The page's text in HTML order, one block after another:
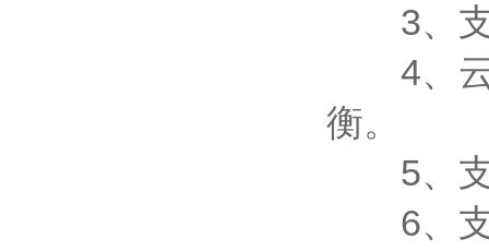
3、支
4、云
衡。
5、支
6、支